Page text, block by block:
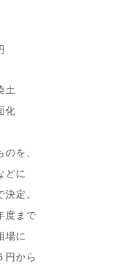
土
化
を、
どに
定。
度まで
場に
円から